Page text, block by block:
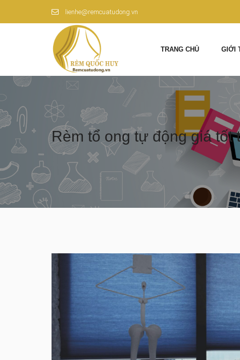
lienhe@remcuatudong.vn
TRANG CHỦ GIỚI
Rèm tổ ong tự động giá tốt